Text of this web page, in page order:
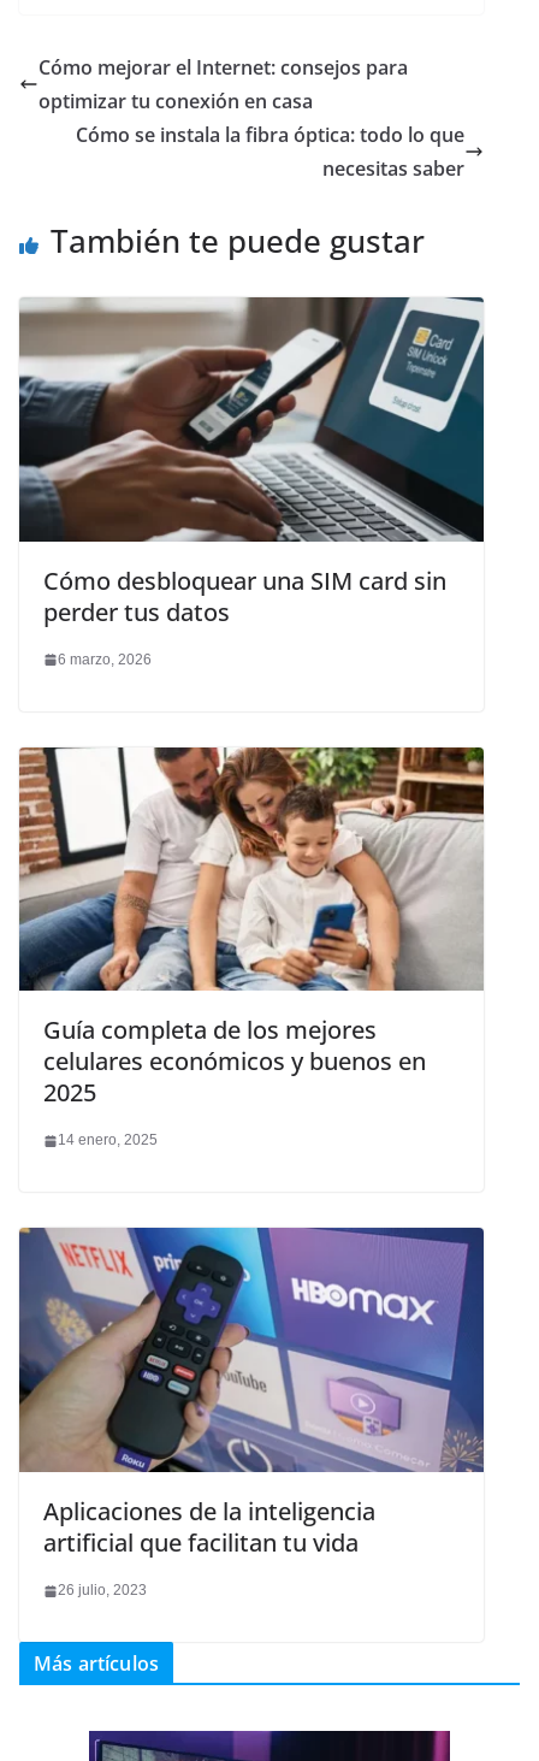
Cómo mejorar el Internet: consejos para
optimizar tu conexión en casa
Cómo se instala la fibra óptica: todo lo que
necesitas saber
También te puede gustar
Cómo desbloquear una SIM card sin
perder tus datos
6 marzo, 2026
Guía completa de los mejores
celulares económicos y buenos en
2025
14 enero, 2025
Aplicaciones de la inteligencia
artificial que facilitan tu vida
26 julio, 2023
Más artículos